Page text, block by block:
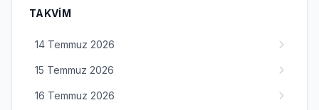
TAKVIM
14 Temmuz 2026
15 Temmuz 2026
16 Temmuz 2026